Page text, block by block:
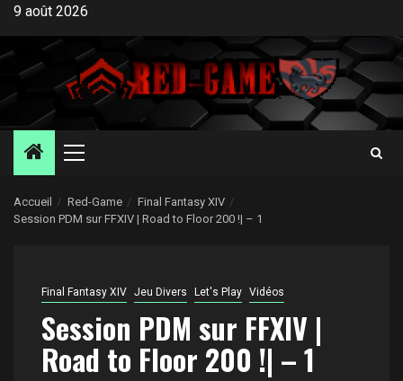
Aller
contenu
9 août 2026
Menu
Accueil Red-Game
Final Fantasy XIV
Session PDM sur FFXIV | Road to Floor 200 !| – 1
Final Fantasy XIV Jeu Divers Let's Play Vidéos
Session PDM sur FFXIV |
Road to Floor 200 !| – 1